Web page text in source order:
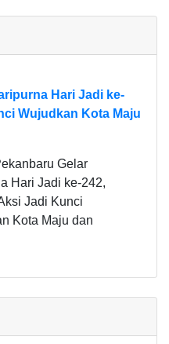
Hari Jadi ke-
Wujudkan Kota Maju
Gelar
Hari Jadi ke-242,
Jadi Kunci
Kota Maju dan